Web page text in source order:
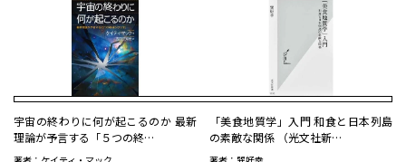
宇宙の終わりに何が起こるのか 最新
理論が予言する「５つの終…
「美食地質学」入門 和食と日本列島
の素敵な関係 （光文社新…